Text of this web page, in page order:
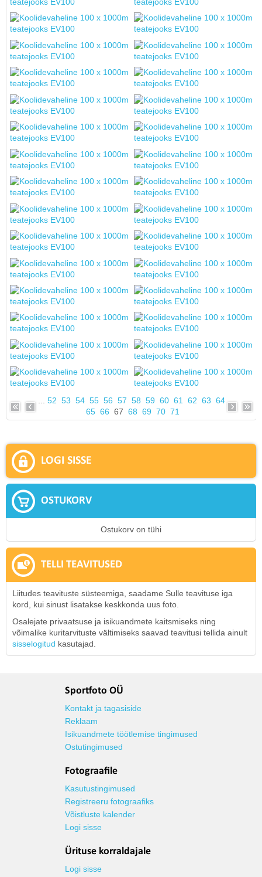
52 53 54 55 56 57 58 59 60 61 62 63 64
65 66 67 68 69 70 71
LOGI SISSE
OSTUKORV
Ostukorv on tühi
TELLI TEAVITUSED
Liitudes teavituste süsteemiga, saadame Sulle teavituse iga
kord, kui sinust lisatakse keskkonda uus foto.
Osalejate privaatsuse ja isikuandmete kaitsmiseks ning
võimalike kuritarvituste vältimiseks saavad teavitusi tellida ainult
sisselogitud kasutajad.
Sportfoto OÜ
Kontakt ja tagasiside
Reklaam
Isikuandmete töötlemise tingimused
Ostutingimused
Fotograafile
Kasutustingimused
Registreeru fotograafiks
Võistluste kalender
Logi sisse
Ürituse korraldajale
Logi sisse